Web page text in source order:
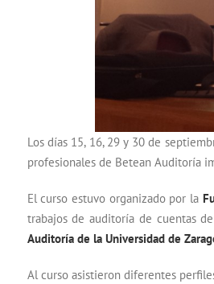
Los días 15, 16, 29 y 30 de
profesionales de Betean Auditoría
El curso estuvo organizado por la
trabajos de auditoría de cuentas
Auditoría de la Universidad de
Al curso asistieron diferentes